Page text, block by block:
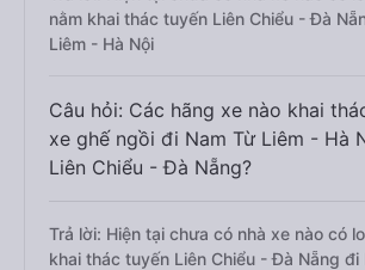
nằm khai thác tuyến Liên Chiểu - Đà
Liêm - Hà Nội
Câu hỏi: Các hãng xe nào khai
xe ghế ngồi đi Nam Từ Liêm - Hà
Liên Chiểu - Đà Nẵng?
Trả lời: Hiện tại chưa có nhà xe nào có
khai thác tuyến Liên Chiểu - Đà Nẵng đi